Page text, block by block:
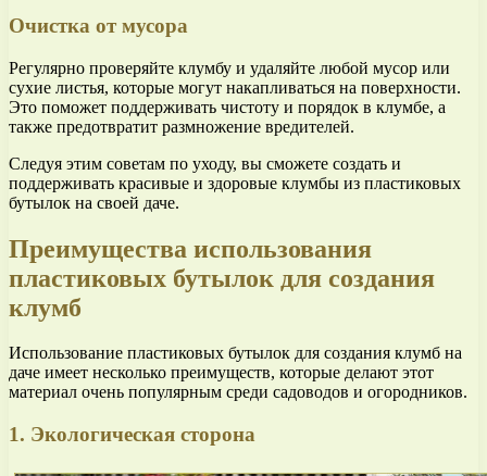
Очистка от мусора
Регулярно проверяйте клумбу и удаляйте любой мусор или
сухие листья, которые могут накапливаться на поверхности.
Это поможет поддерживать чистоту и порядок в клумбе, а
также предотвратит размножение вредителей.
Следуя этим советам по уходу, вы сможете создать и
поддерживать красивые и здоровые клумбы из пластиковых
бутылок на своей даче.
Преимущества использования
пластиковых бутылок для создания
клумб
Использование пластиковых бутылок для создания клумб на
даче имеет несколько преимуществ, которые делают этот
материал очень популярным среди садоводов и огородников.
1. Экологическая сторона